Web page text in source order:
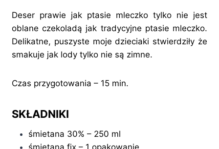
Deser prawie jak ptasie mleczko tylko nie jest
oblane czekoladą jak tradycyjne ptasie mleczko.
Delikatne, puszyste moje dzieciaki stwierdziły że
smakuje jak lody tylko nie są zimne.
Czas przygotowania – 15 min.
SKŁADNIKI
śmietana 30% – 250 ml